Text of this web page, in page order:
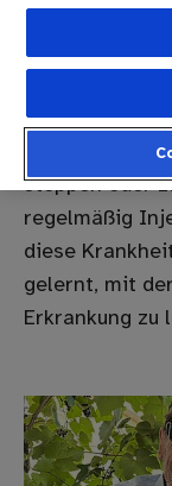
(nAMD/
Netzhaut, die
stoppen oder
regelmäßig
diese
gelernt, mit der
Erkrankung zu